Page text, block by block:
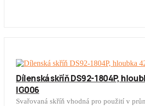
Dílenská skříň DS92-1804P,
IG006
Svařovaná skříň vhodná pro použití v